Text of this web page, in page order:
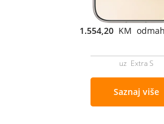
1.554,20 KM odmah
uz Extra S
Saznaj više